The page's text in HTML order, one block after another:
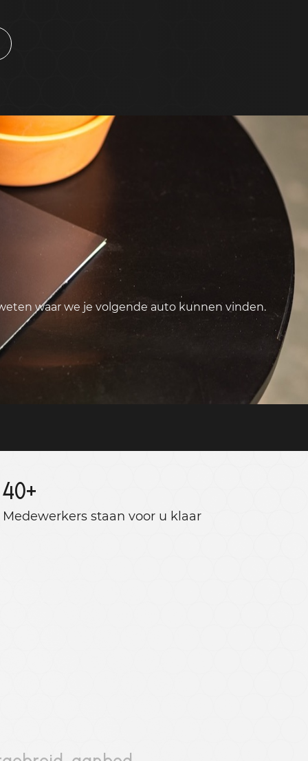
waar we je volgende auto kunnen vinden.
40+
Medewerkers staan ​​voor u klaar